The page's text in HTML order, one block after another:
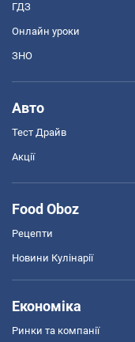
ГДЗ
Онлайн уроки
ЗНО
Авто
Тест Драйв
Акції
Food Oboz
Рецепти
Новини Кулінарії
Економіка
Ринки та компанії